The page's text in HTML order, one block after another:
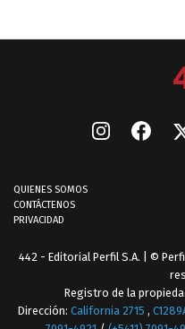
QUIENES SOMOS
CONTÁCTENOS
PRIVACIDAD
442 - Editorial Perfil S.A. | ©
Registro de la
Dirección: California 2715 ,